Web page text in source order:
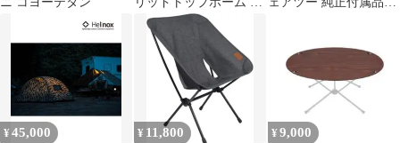
ラシックウォールナッ
¥45,000 ¥ 11,800 ¥ 9,000